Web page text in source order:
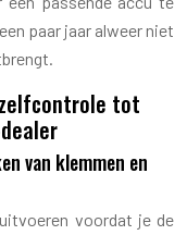
paar jaar alweer niet
tot
van klemmen en
voordat je de